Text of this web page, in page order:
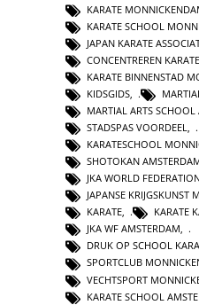
KARATE
KARATE SCHOOL
JAPAN KARATE
CONCENTREREN KARATE
KARATE BINNENSTAD
KIDSGIDS
MARTIAL ARTS SCHOOL
STADSPAS VOORDEEL
KARATESCHOOL
SHOTOKAN
JKA WORLD
JAPANSE KRIJGSKUNST
KARATE, KARATE
JKA WF AMSTERDAM,
DRUK OP SCHOOL
SPORTCLUB
VECHTSPORT
KARATE SCHOOL